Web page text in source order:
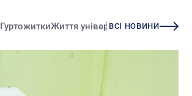
ГуртожиткиЖиття університетуЗміни
ВСІ НОВИНИ